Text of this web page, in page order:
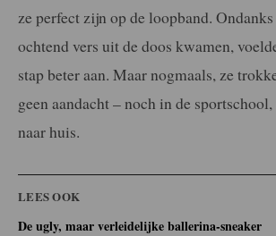
ze perfect zijn op de loopband.
ochtend vers uit de doos kwamen,
stap beter aan. Maar nogmaals, ze
geen aandacht – noch in de
naar huis.
LEES OOK
De ugly, maar verleidelijke ballerina-sneaker